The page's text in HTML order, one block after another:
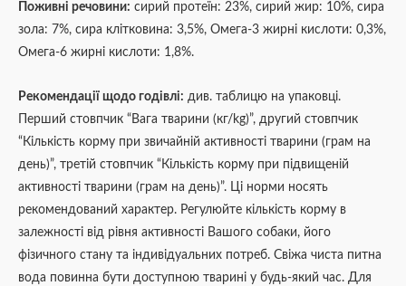
Поживні речовини: сирий протеїн: 23%, сирий жир: 10%, сира
зола: 7%, сира клітковина: 3,5%, Омега-3 жирні кислоти: 0,3%,
Омега-6 жирні кислоти: 1,8%.
Рекомендації щодо годівлі: див. таблицю на упаковці.
Перший стовпчик “Вага тварини (кг/kg)”, другий стовпчик
“Кількість корму при звичайній активності тварини (грам на
день)”, третій стовпчик “Кількість корму при підвищеній
активності тварини (грам на день)”. Ці норми носять
рекомендований характер. Регулюйте кількість корму в
залежності від рівня активності Вашого собаки, його
фізичного стану та індивідуальних потреб. Свіжа чиста питна
вода повинна бути доступною тварині у будь-який час. Для